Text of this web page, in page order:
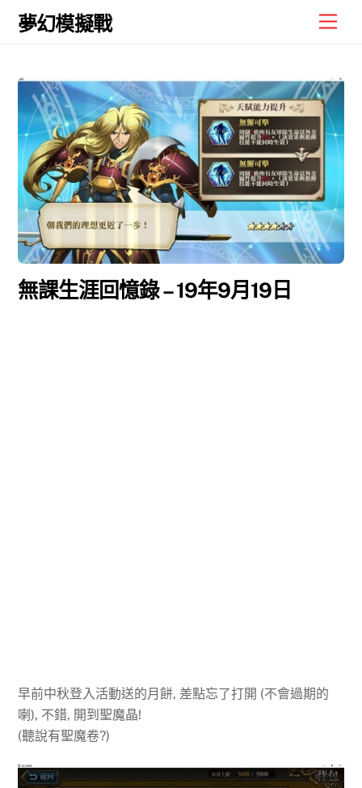
Skip
夢幻模擬戰
無課生涯回憶錄 – 19年9月19日
早前中秋登入活動送的月餅, 差點忘了打開 (不會過期的
喇), 不錯, 開到聖魔晶!
(聽說有聖魔卷?)